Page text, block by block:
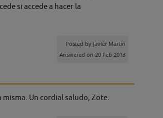
si accede a hacer la
Posted by Javier Martin
Answered on 20 Feb 2013
Un cordial saludo, Zote.